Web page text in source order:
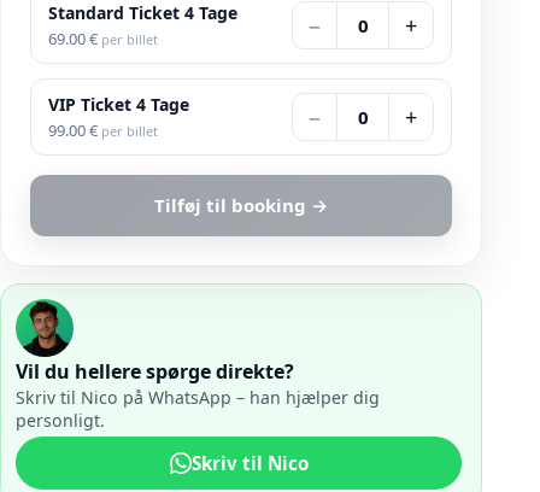
Standard Ticket 4 Tage
69.00€ per billet − 0 +
VIP Ticket 4 Tage
99.00€ per billet − 0 +
Tilføj til booking →
Vil du hellere spørge direkte?
Skriv til Nico på WhatsApp – han hjælper dig
personligt.
Skriv til Nico